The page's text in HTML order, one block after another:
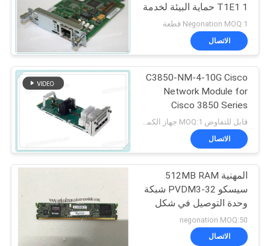
T1E1 1 حماية البيئة لخدمة
المنافذ
Negonation MOQ:1 قطعة
الاتصال
C3850-NM-4-10G Cisco
Network Module for
Cisco 3850 Series
Switches
الاتصال
المهنية 512MB RAM
سيسكو PVDM3-32 شبكة
وحدة التوصيل في شكل
عامل
negonation MOQ:50
الاتصال